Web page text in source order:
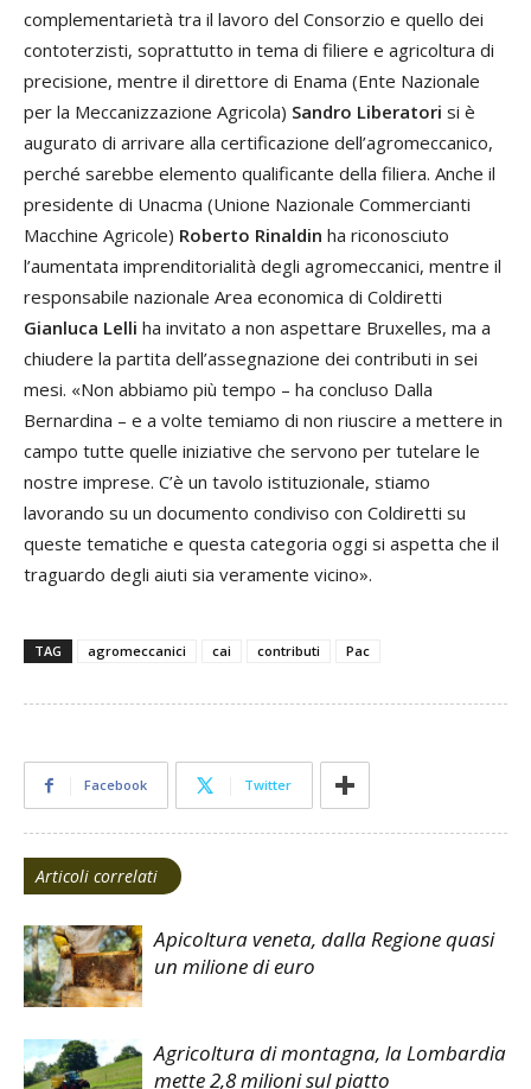
complementarietà tra il lavoro del Consorzio e quello dei
contoterzisti, soprattutto in tema di filiere e agricoltura di
precisione, mentre il direttore di Enama (Ente Nazionale
per la Meccanizzazione Agricola) Sandro Liberatori si è
augurato di arrivare alla certificazione dell’agromeccanico,
perché sarebbe elemento qualificante della filiera. Anche il
presidente di Unacma (Unione Nazionale Commercianti
Macchine Agricole) Roberto Rinaldin ha riconosciuto
l’aumentata imprenditorialità degli agromeccanici, mentre il
responsabile nazionale Area economica di Coldiretti
Gianluca Lelli ha invitato a non aspettare Bruxelles, ma a
chiudere la partita dell’assegnazione dei contributi in sei
mesi. «Non abbiamo più tempo – ha concluso Dalla
Bernardina – e a volte temiamo di non riuscire a mettere in
campo tutte quelle iniziative che servono per tutelare le
nostre imprese. C’è un tavolo istituzionale, stiamo
lavorando su un documento condiviso con Coldiretti su
queste tematiche e questa categoria oggi si aspetta che il
traguardo degli aiuti sia veramente vicino».
TAG agromeccanici cai contributi Pac
Facebook Twitter
Articoli correlati
Apicoltura veneta, dalla Regione quasi
un milione di euro
Agricoltura di montagna, la Lombardia
mette 2,8 milioni sul piatto